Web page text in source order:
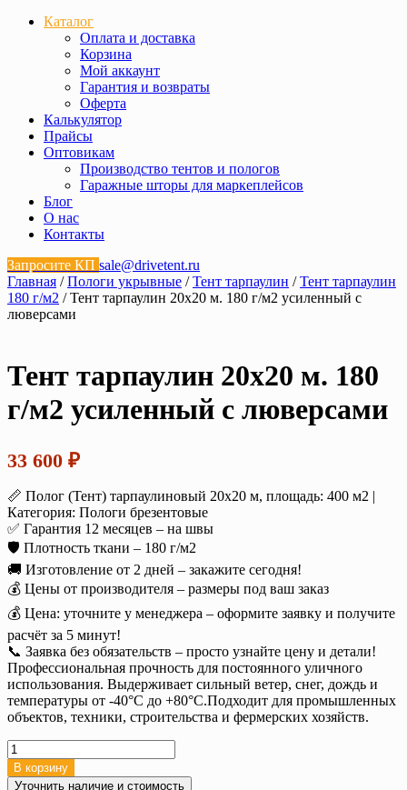
Каталог
Оплата и доставка
Корзина
Мой аккаунт
Гарантия и возвраты
Оферта
Калькулятор
Прайсы
Оптовикам
Производство тентов и пологов
Гаражные шторы для маркеплейсов
Блог
О нас
Контакты
Запросите КП sale@drivetent.ru
Главная /Пологи укрывные /Тент тарпаулин /Тент тарпаулин
180 г/м2 / Тент тарпаулин 20х20 м. 180 г/м2 усиленный с
люверсами
Тент тарпаулин 20х20 м. 180
г/м2 усиленный с люверсами
33 600 ₽
📏 Полог (Тент) тарпаулиновый 20х20 м, площадь: 400 м2 |
Категория: Пологи брезентовые
✅ Гарантия 12 месяцев – на швы
🛡️ Плотность ткани – 180 г/м2
🚚 Изготовление от 2 дней – закажите сегодня!
💰 Цены от производителя – размеры под ваш заказ
💰 Цена: уточните у менеджера – оформите заявку и получите
расчёт за 5 минут!
📞 Заявка без обязательств – просто узнайте цену и детали!
Профессиональная прочность для постоянного уличного
использования. Выдерживает сильный ветер, снег, дождь и
температуры от -40°C до +80°C.Подходит для промышленных
объектов, техники, строительства и фермерских хозяйств.
Количество
товара
Тент
В корзину
Уточнить наличие и стоимость